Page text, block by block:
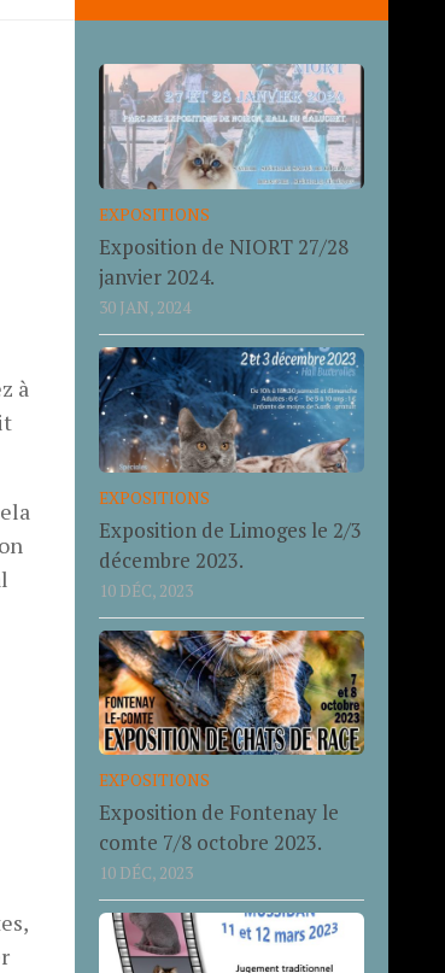
à
EXPOSITIONS
Exposition de NIORT 27/28
janvier 2024.
30 JAN, 2024
EXPOSITIONS
Exposition de Limoges le 2/3
décembre 2023.
10 DÉC, 2023
EXPOSITIONS
Exposition de Fontenay le
comte 7/8 octobre 2023.
10 DÉC, 2023